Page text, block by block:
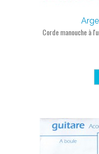
Corde manouche à